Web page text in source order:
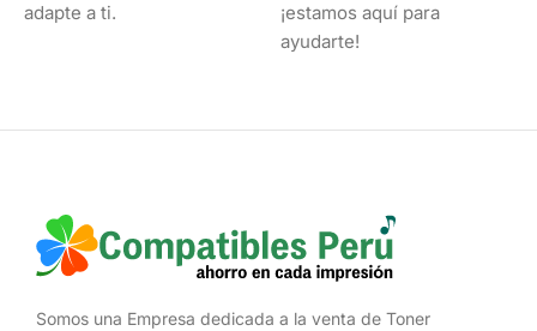
adapte a ti.
¡estamos aquí para
ayudarte!
Somos una Empresa dedicada a la venta de Toner